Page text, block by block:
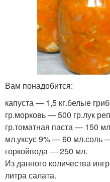
Вам понадобится:
капуста — 1,5 кг.белые
гр.морковь — 500 гр.лук
гр.томатная паста — 150
мл.уксус 9% — 60 мл.соль
горкойвода — 250 мл.
Из данного количества
литра салата.